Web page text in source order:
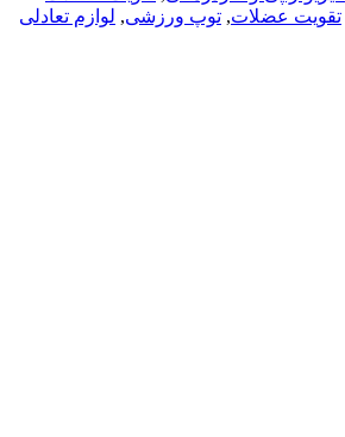
تقویت عضلات, توپ ورزشی, لوازم تعادلی